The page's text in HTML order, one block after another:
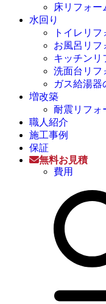
床リフォー
水回り
トイレリフ
お風呂リフ
キッチンリ
洗面台リフ
ガス給湯器
増改築
耐震リフォ
職人紹介
施工事例
保証
無料お見積
費用